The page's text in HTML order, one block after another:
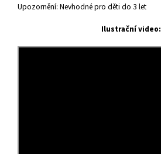
Upozornění: Nevhodné pro děti do 3 let
Ilustrační video: